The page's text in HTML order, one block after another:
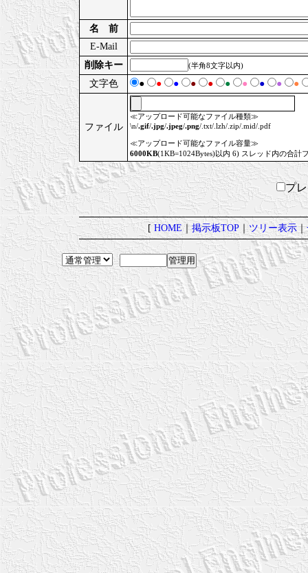
名 前
E-Mail
削除キー
(半角8文字以内)
文字色 ● ● ● ● ● ● ● ● ● ●
ファイル
≪アップロード可能なファイル種類≫
\n/.gif/.jpg/.jpeg/.png/.txt/.lzh/.zip/.mid/.pdf
≪アップロード可能なファイル容量≫
6000KB(1KB=1024Bytes)以内 6) スレッド内の合計
プ
[HOME｜掲示板TOP｜ツリー表示｜